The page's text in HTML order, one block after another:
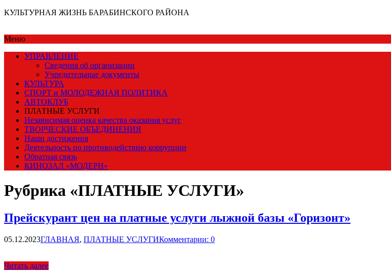
КУЛЬТУРНАЯ ЖИЗНЬ БАРАБИНСКОГО РАЙОНА
Меню
УПРАВЛЕНИЕ
Сведения об организации
Учредительные документы
КУЛЬТУРА
СПОРТ и МОЛОДЕЖНАЯ ПОЛИТИКА
АВТОКЛУБ
ПЛАТНЫЕ УСЛУГИ
Независимая оценка качества оказания услуг
ТВОРЧЕСКИЕ ОБЪЕДИНЕНИЯ
Наши достижения
Деятельность по противодействию коррупции
Обратная связь
КИНОЗАЛ «МОДЕРН»
Рубрика «ПЛАТНЫЕ УСЛУГИ»
Прейскурант цен на платные услуги лыжной базы «Горизонт»
05.12.2023ГЛАВНАЯ, ПЛАТНЫЕ УСЛУГИКомментарии: 0
Читать далее